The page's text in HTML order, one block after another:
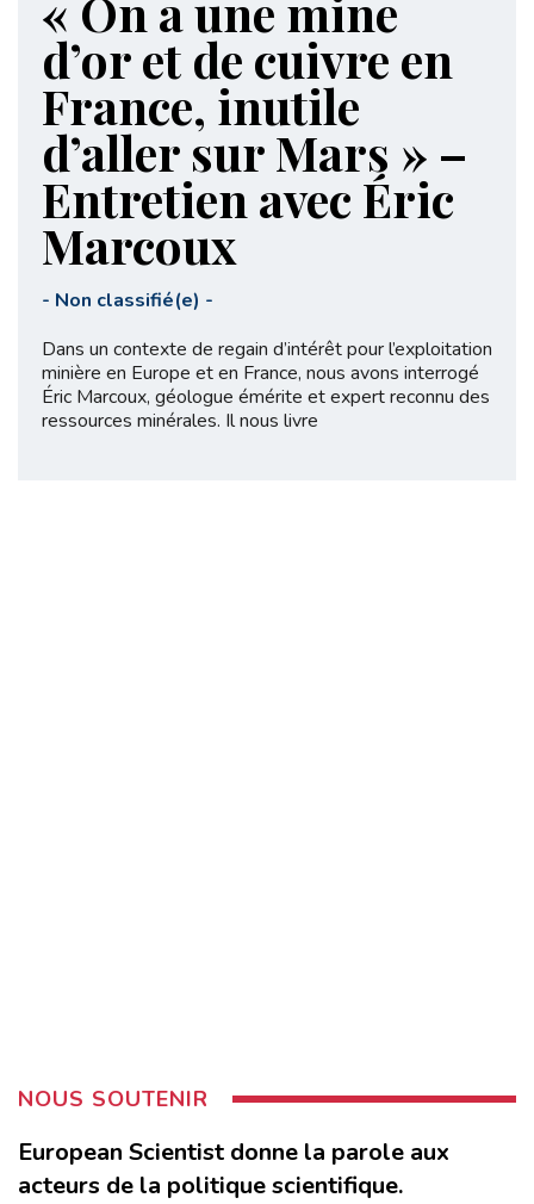
« On a une mine
d’or et de cuivre en
France, inutile
d’aller sur Mars » –
Entretien avec Éric
Marcoux
- Non classifié(e) -
Dans un contexte de regain d’intérêt pour l’exploitation
minière en Europe et en France, nous avons interrogé
Éric Marcoux, géologue émérite et expert reconnu des
ressources minérales. Il nous livre
NOUS SOUTENIR
European Scientist donne la parole aux
acteurs de la politique scientifique.